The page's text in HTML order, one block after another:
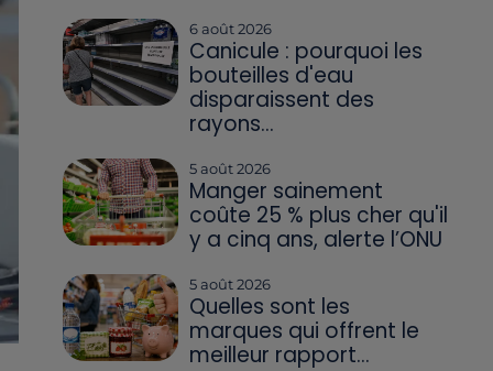
6 août 2026
Canicule : pourquoi les
bouteilles d'eau
disparaissent des
rayons...
5 août 2026
Manger sainement
coûte 25 % plus cher qu'il
y a cinq ans, alerte l’ONU
5 août 2026
Quelles sont les
marques qui offrent le
meilleur rapport...